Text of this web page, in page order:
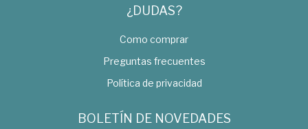
¿DUDAS?
Como comprar
Preguntas frecuentes
Política de privacidad
BOLETÍN DE NOVEDADES